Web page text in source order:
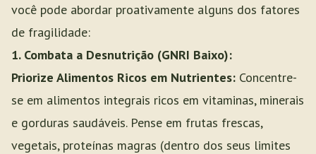
você pode abordar proativamente alguns dos fatores
de fragilidade:
1. Combata a Desnutrição (GNRI Baixo):
Priorize Alimentos Ricos em Nutrientes: Concentre-
se em alimentos integrais ricos em vitaminas, minerais
e gorduras saudáveis. Pense em frutas frescas,
vegetais, proteínas magras (dentro dos seus limites